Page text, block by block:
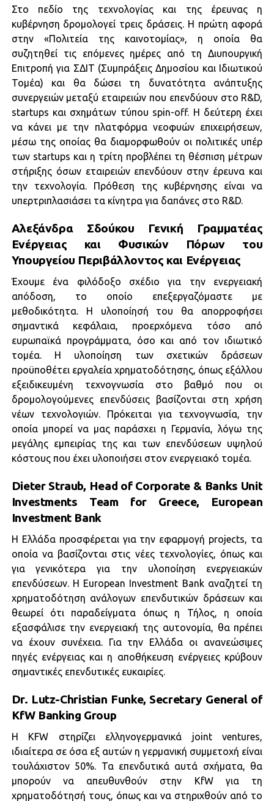
Στο πεδίο της τεχνολογίας και της έρευνας η
κυβέρνηση δρομολογεί τρεις δράσεις. Η πρώτη αφορά
στην «Πολιτεία της καινοτομίας», η οποία θα
συζητηθεί τις επόμενες ημέρες από τη Διυπουργική
Επιτροπή για ΣΔΙΤ (Συμπράξεις Δημοσίου και Ιδιωτικού
Τομέα) και θα δώσει τη δυνατότητα ανάπτυξης
συνεργειών μεταξύ εταιρειών που επενδύουν στο R&D,
startups και σχημάτων τύπου spin-off. Η δεύτερη έχει
να κάνει με την πλατφόρμα νεοφυών επιχειρήσεων,
μέσω της οποίας θα διαμορφωθούν οι πολιτικές υπέρ
των startups και η τρίτη προβλέπει τη θέσπιση μέτρων
στήριξης όσων εταιρειών επενδύουν στην έρευνα και
την τεχνολογία. Πρόθεση της κυβέρνησης είναι να
υπερτριπλασιάσει τα κίνητρα για δαπάνες στο R&D.
Αλεξάνδρα Σδούκου Γενική Γραμματέας
Ενέργειας και Φυσικών Πόρων του
Υπουργείου Περιβάλλοντος και Ενέργειας
Έχουμε ένα φιλόδοξο σχέδιο για την ενεργειακή
απόδοση, το οποίο επεξεργαζόμαστε με
μεθοδικότητα. Η υλοποίησή του θα απορροφήσει
σημαντικά κεφάλαια, προερχόμενα τόσο από
ευρωπαϊκά προγράμματα, όσο και από τον ιδιωτικό
τομέα. Η υλοποίηση των σχετικών δράσεων
προϋποθέτει εργαλεία χρηματοδότησης, όπως εξάλλου
εξειδικευμένη τεχνογνωσία στο βαθμό που οι
δρομολογούμενες επενδύσεις βασίζονται στη χρήση
νέων τεχνολογιών. Πρόκειται για τεχνογνωσία, την
οποία μπορεί να μας παράσχει η Γερμανία, λόγω της
μεγάλης εμπειρίας της και των επενδύσεων υψηλού
κόστους που έχει υλοποιήσει στον ενεργειακό τομέα.
Dieter Straub, Head of Corporate & Banks Unit
Investments Team for Greece, European
Investment Bank
Η Ελλάδα προσφέρεται για την εφαρμογή projects, τα
οποία να βασίζονται στις νέες τεχνολογίες, όπως και
για γενικότερα για την υλοποίηση ενεργειακών
επενδύσεων. Η European Investment Bank αναζητεί τη
χρηματοδότηση ανάλογων επενδυτικών δράσεων και
θεωρεί ότι παραδείγματα όπως η Τήλος, η οποία
εξασφάλισε την ενεργειακή της αυτονομία, θα πρέπει
να έχουν συνέχεια. Για την Ελλάδα οι ανανεώσιμες
πηγές ενέργειας και η αποθήκευση ενέργειες κρύβουν
σημαντικές επενδυτικές ευκαιρίες.
Dr. Lutz-Christian Funke, Secretary General of
KfW Banking Group
Η KFW στηρίζει ελληνογερμανικά joint ventures,
ιδιαίτερα σε όσα εξ αυτών η γερμανική συμμετοχή είναι
τουλάχιστον 50%. Τα επενδυτικά αυτά σχήματα, θα
μπορούν να απευθυνθούν στην KfW για τη
χρηματοδότησή τους, όπως και να στηριχθούν από το